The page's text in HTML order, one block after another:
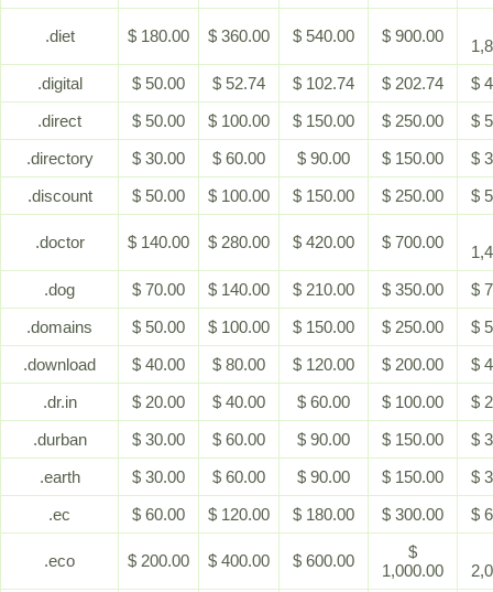
.diet $ 180.00 $ 360.00 $ 540.00 $ 900.00
.digital
$ 50.00 $ 52.74 $ 102.74 $ 202.74
$
.direct
$ 50.00 $ 100.00 $ 150.00 $ 250.00
$
.directory
$ 30.00 $ 60.00 $ 90.00 $ 150.00
$
.discount
$ 50.00 $ 100.00 $ 150.00 $ 250.00 $
.doctor $ 140.00 $ 280.00 $ 420.00 $ 700.00
.dog
$ 70.00 $ 140.00 $ 210.00 $ 350.00
$
.domains
$ 50.00 $ 100.00 $ 150.00 $ 250.00
$
.download
$ 40.00 $ 80.00 $ 120.00 $ 200.00
$
.dr.in
$ 20.00 $ 40.00 $ 60.00 $ 100.00
$
.durban
$ 30.00 $ 60.00 $ 90.00 $ 150.00
$
.earth
$ 30.00 $ 60.00 $ 90.00 $ 150.00
$
.ec
$ 60.00 $ 120.00 $ 180.00 $ 300.00 $
.eco $ 200.00 $ 400.00 $ 600.00
$
1,000.00